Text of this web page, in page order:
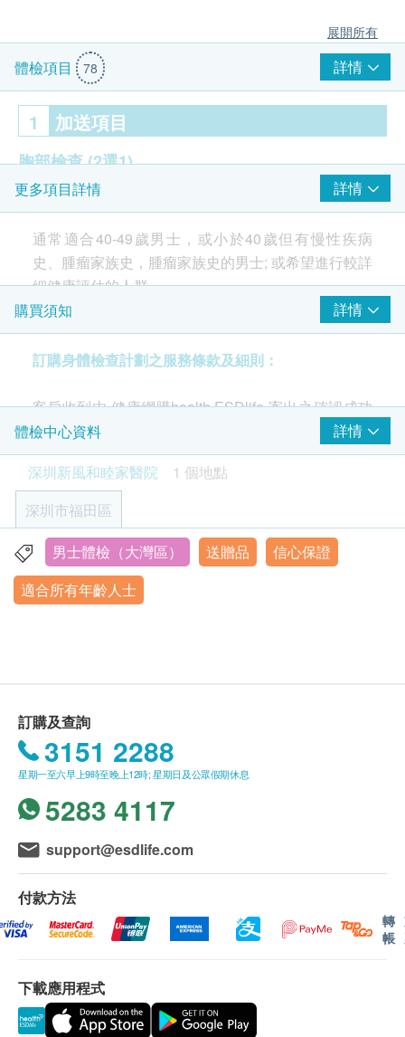
展開所有
體檢項目 78 詳情
1 加送項目
胸部檢查(2選1)
胸部正位X光
2 重點項目
超聲波檢查
全腹超聲波
經腹前列腺超聲波
癌症指標 重點項目
前列腺癌抗原
病毒抗體EBV (鼻咽癌)
甲種胚胎蛋白
心血管風險評估 重點項目
心血管疾病風險評估
3 基本項目
醫生諮詢
醫生診症
基本健康評估
基礎檢查：身高，體重，腰圍
内科檢查：心，肺，腹部
外科檢查：皮膚，脊椎，四肢關節
視力檢查
血脂
總膽固醇
更多項目詳情 詳情
通常適合40-49歲男士，或小於40歲但有慢性疾病
史、腫瘤家族史，腫瘤家族史的男士; 或希望進行較詳
細健康評估的人群。
注意事項
建議晚上10點後不要進食或喝飲料。
可以少量飲白開水（不超過200m)。
建議盡量避免在評估前一天飲酒。
評估當天
評估完成前建議不要進食或喝飲料，
可以少量飲白開水（不超過200ml)。
藥物
病情允許的前提下，建議評估當天早上暫停服用以
上藥物。
幽門螺旋桿菌檢查
建議評估前1小時不要進水或進食。
2週開始停用抗酸的藥物（包括鉍劑），評估前4週
開始停用抗生素。
男性客戶須知
避免在直腸指檢後1週內，或攝護腺切片後的6週內
進行PSA檢查。
購買須知 詳情
訂購身體檢查計劃之服務條款及細則：
客戶收到由 健康網購health.ESDlife 寄出之確認成功
付款電郵後，深圳新風和睦家將於1-2個工作天內，致
電客戶預約身體檢查時間。預約成功後，客戶會收到
短信通知。
體檢報告：
健康管理評估後，醫生將根據您的健康狀況給予詳
細的分析並制定計畫來解決問題，幫助您管理健康
狀況。
認身份。
訂購之身體檢查計劃或疫苗計劃有效期6個月，客
戶必須於6個月內 (由確認付款日期起計) 接受有關
檢查，逾期作廢。
訂購一經確認，不設退款。
發出身體檢查報告。
報告獲取方式：電子報告（關注深圳新風和睦家醫
院小程式獲取或發送至您的郵箱）；如需要紙質報
告可以線下獲取或者郵寄。
體檢報告講解注意事項：報告講解一般是由體檢前
請在一開始預約時提出需求，以便深圳新風和睦家
安排到合適需要的醫生跟進。
體檢中心資料
詳情
深圳新風和睦家醫院
1 個地點
深圳市福田區
深圳市福田區福強路4012號
顯示地圖
男士體檢（大灣區） 送贈品
信心保證
適合所有年齡人士
訂購及查詢
3151 2288
星期一至六早上9時至晚上12時; 星期日及公眾假期休息
5283 4117
support@esdlife.com
付款方法
轉
帳
下載應用程式